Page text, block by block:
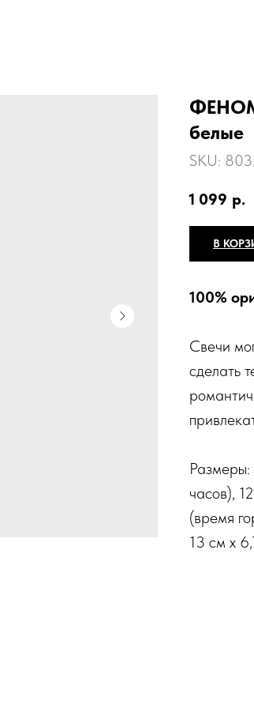
белые
SKU:
1 099 р.
В
100%
Свечи
сделать
часов),
(время
13 см x